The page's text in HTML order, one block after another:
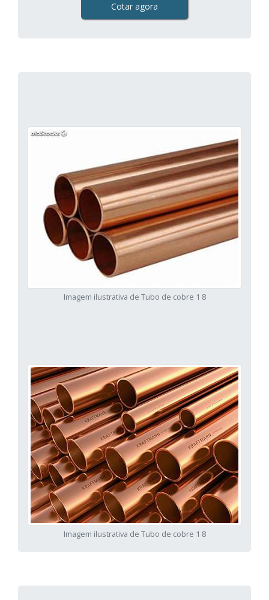
Cotar agora
Imagem ilustrativa de Tubo de cobre 1 8
Imagem ilustrativa de Tubo de cobre 1 8